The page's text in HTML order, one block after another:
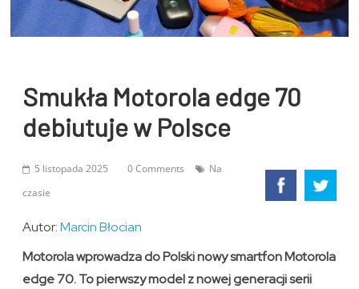
Smukła Motorola edge 70
debiutuje w Polsce
5 listopada 2025 0 Comments
Na
czasie
Autor:Marcin Błocian
Motorola wprowadza do Polski nowy smartfon Motorola
edge 70. To pierwszy model z nowej generacji serii